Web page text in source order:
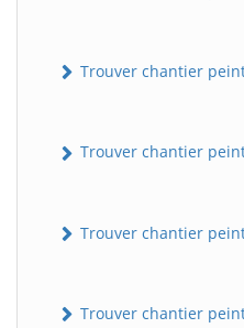
Trouver chantier
Trouver chantier
Trouver chantier
Trouver chantier